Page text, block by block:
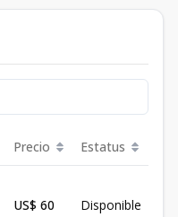
Precio Estatus
US$ 60 Disponible